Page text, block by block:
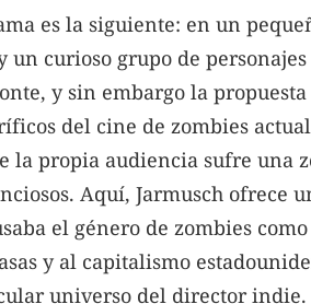
es la siguiente: en un
un curioso grupo de
y sin embargo la
del cine de zombies
la propia audiencia sufre una
Aquí, Jarmusch ofrece
el género de zombies
y al capitalismo
universo del director indie.